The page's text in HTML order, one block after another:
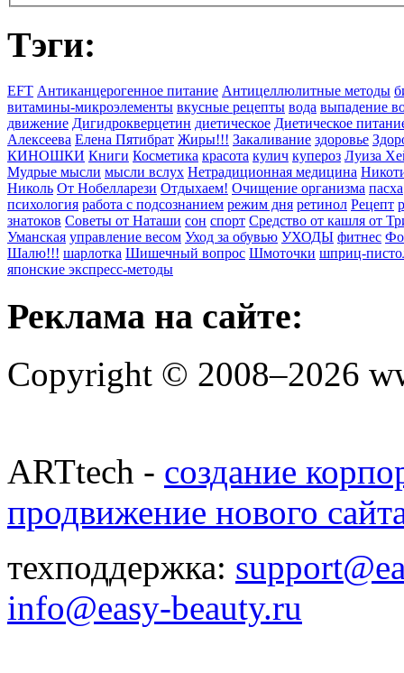
Тэги:
EFT Антиканцерогенное питание Антицеллюлитные методы
витамины-микроэлементы вкусные рецепты вода выпадение
движение Дигидрокверцетин диетическое Диетическое
Алексеева Елена Пятибрат Жиры!!! Закаливание здоровье
КИНОШКИ Книги Косметика красота кулич купероз Луиза
Мудрые мысли мысли вслух Нетрадиционная медицина
Николь От Нобелларези Отдыхаем! Очищение организма пасха
психология работа с подсознанием режим дня ретинол Рецепт
знатоков Советы от Наташи сон спорт Средство от кашля от
Уманская управление весом Уход за обувью УХОДЫ фитнес
Шалю!!! шарлотка Шишечный вопрос Шмоточки шприц-
японские экспресс-методы
Реклама на сайте:
Copyright © 2008–2026
ARTtech - создание
продвижение нового
техподдержка:
info@easy-beauty.ru